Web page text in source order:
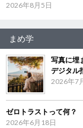
2026年8月5日
まめ学
写真に埋
デジタル
2026年7
ゼロトラストって何？
2026年6月18日